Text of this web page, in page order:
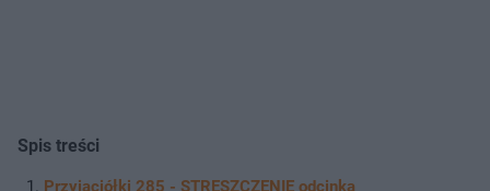
Spis treści
Przyjaciółki 285 - STRESZCZENIE odcinka